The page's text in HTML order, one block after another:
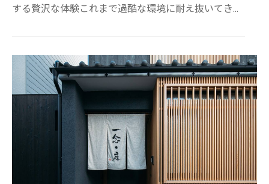
する贅沢な体験これまで過酷な環境に耐え抜いてきた